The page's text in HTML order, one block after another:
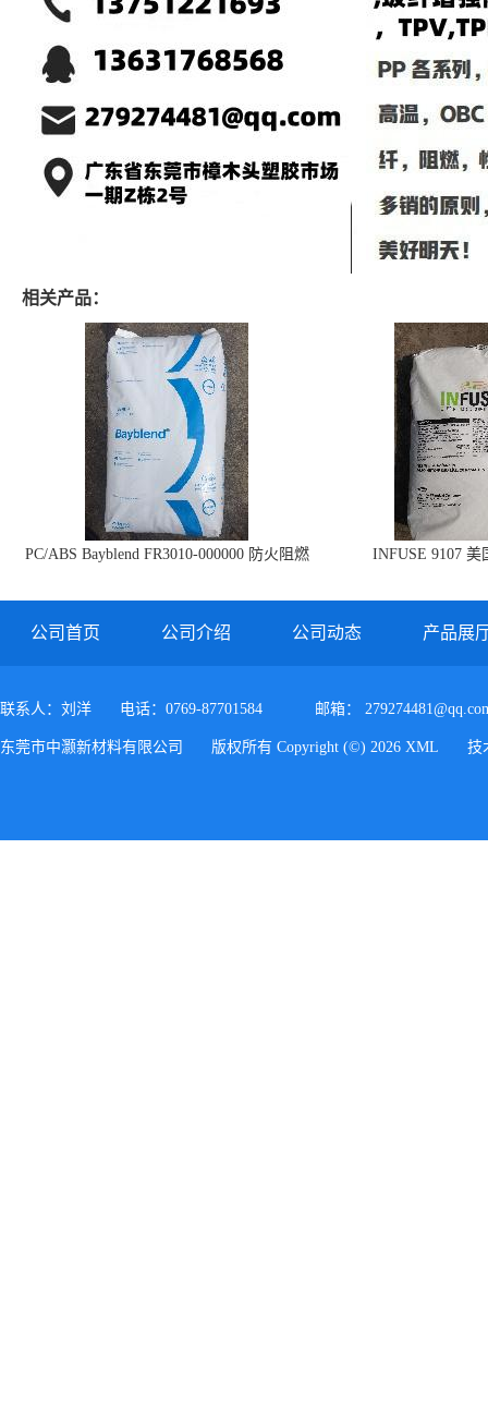
相关产品：
PC/ABS Bayblend FR3010-000000 防火阻燃
INFUSE 9107 美
公司首页 公司介绍 公司动态 产品展
联系人：刘洋 电话：0769-87701584 邮箱：
东莞市中灏新材料有限公司 版权所有 Copyright (©) 2026 XML 技